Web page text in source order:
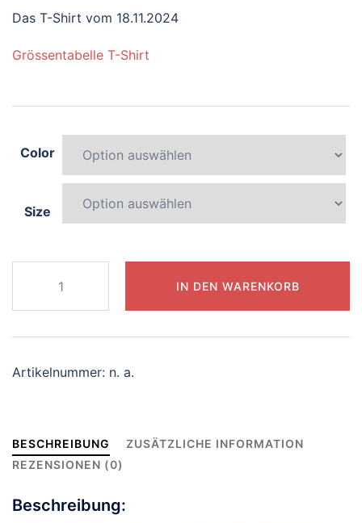
Das T-Shirt vom 18.11.2024
Grössentabelle T-Shirt
Color
Size
elegant-
griffin
Menge
IN DEN WARENKORB
Artikelnummer: n. a.
BESCHREIBUNG
ZUSÄTZLICHE INFORMATION
REZENSIONEN (0)
Beschreibung: